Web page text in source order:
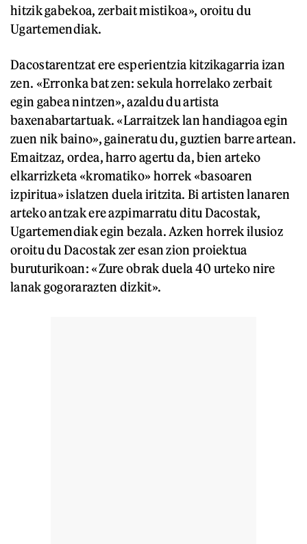
hitzik gabekoa, zerbait mistikoa», oroitu du
Ugartemendiak.
Dacostarentzat ere esperientzia kitzikagarria izan
zen. «Erronka bat zen: sekula horrelako zerbait
egin gabea nintzen», azaldu du artista
baxenabartartuak. «Larraitzek lan handiagoa egin
zuen nik baino», gaineratu du, guztien barre artean.
Emaitzaz, ordea, harro agertu da, bien arteko
elkarrizketa «kromatiko» horrek «basoaren
izpiritua» islatzen duela iritzita. Bi artisten lanaren
arteko antzak ere azpimarratu ditu Dacostak,
Ugartemendiak egin bezala. Azken horrek ilusioz
oroitu du Dacostak zer esan zion proiektua
buruturikoan: «Zure obrak duela 40 urteko nire
lanak gogorarazten dizkit».